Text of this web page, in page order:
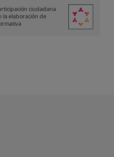
ciudadana
la elaboración de